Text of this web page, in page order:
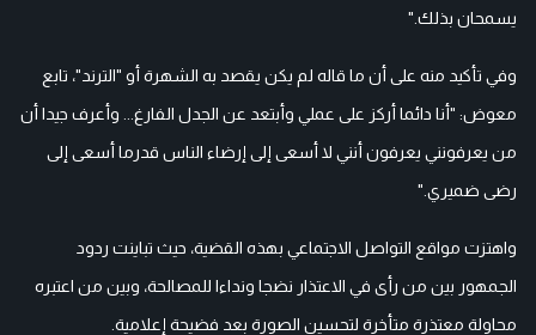
يسمحان بذلك."
وفي تأكيد منه على أن ما قاله لم يكن يقصد به الشهرة أو "الترند"، تابع
معوض: "أنا دائما أركز على عملي وأبتعد عن الجدل الفارغ... وأعرف جيدا أن
من يعرفونني يعرفون أنني لا أسعى إلى إرضاء الناس قدرما أسعى إلى
رضى ضميري."
واهتزت مواقع التواصل الاجتماعي بهذه القضية، حيث تباينت ردود
الجمهور بين من رأى في الاعتذار نضجا ونداءا للمصالحة، وبين من اعتبره
محاولة معتذرة متأخرة لتحسين الصورة بعد فضيحة إعلامية.